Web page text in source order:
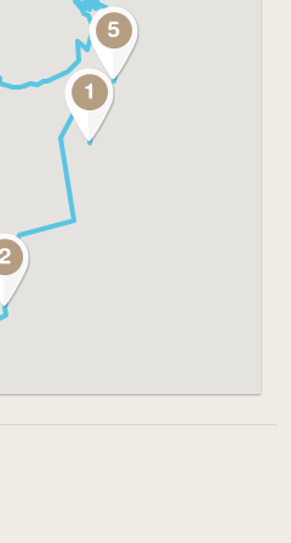
de vue sur le
la Grotte aux fées,
Dufour qui a